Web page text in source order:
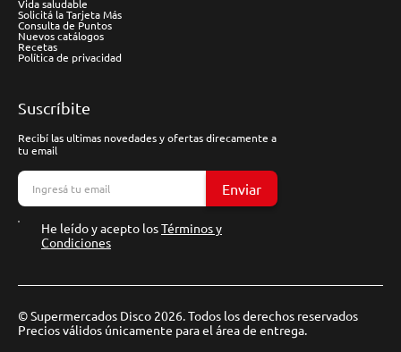
Vida saludable
Solicitá la Tarjeta Más
Consulta de Puntos
Nuevos catálogos
Recetas
Política de privacidad
Suscríbite
Recibí las ultimas novedades y ofertas direcamente a
tu email
Enviar
He leído y acepto losTérminos y
Condiciones
© Supermercados Disco 2026. Todos los derechos reservados
Precios válidos únicamente para el área de entrega.